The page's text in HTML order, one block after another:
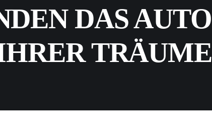
DAS AUTO
TRÄUME